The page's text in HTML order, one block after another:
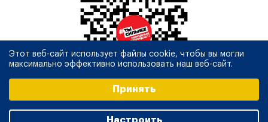
Этот веб-сайт использует файлы cookie, чтобы вы могли
максимально эффективно использовать наш веб-сайт.
Принять